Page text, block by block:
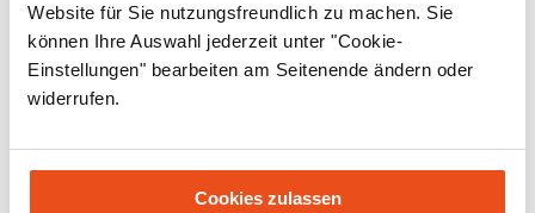
Website für Sie nutzungsfreundlich zu machen. Sie
können Ihre Auswahl jederzeit unter "Cookie-
Einstellungen" bearbeiten am Seitenende ändern oder
widerrufen.
Cookies zulassen
Februar 2022
Januar 2022
November 2021